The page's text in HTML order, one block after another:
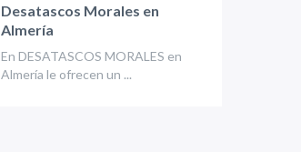
Desatascos Morales en
Almería
En DESATASCOS MORALES en
Almería le ofrecen un ...